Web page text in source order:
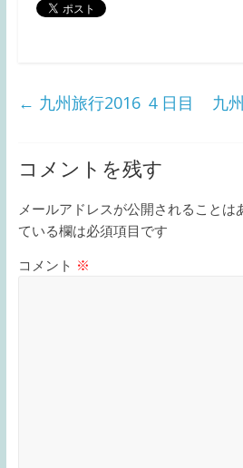
← 九州旅行2016 ４日目 九
コメントを残す
メールアドレスが公開されることは
ている欄は必須項目です
コメント ※